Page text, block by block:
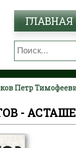
ГЛАВНАЯ
Петр
-